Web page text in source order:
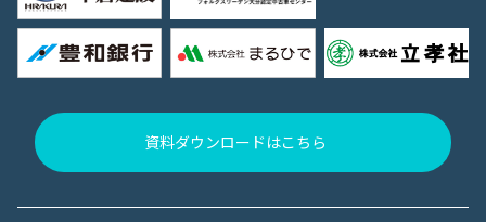
資料ダウンロードはこちら